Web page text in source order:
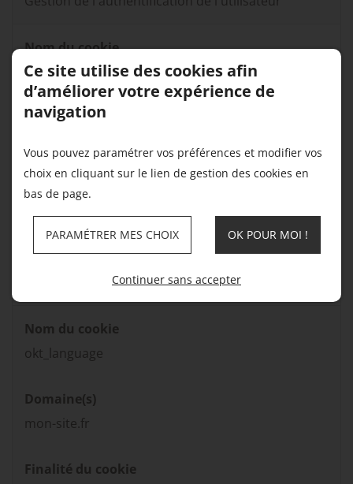
Nom du cookie
okt_consent
Domaine(s)
Finalité du cookie
1 an
Durée de vie du cookie
Gestion du consentement de l'utilisateur
Nom du cookie
okt_language
Domaine(s)
mon-site.fr
Finalité du cookie
Ce site utilise des cookies afin
d’améliorer votre expérience de
navigation
Vous pouvez paramétrer vos préférences et modifier vos
choix en cliquant sur le lien de gestion des cookies en
bas de page.
PARAMÉTRER MES CHOIX OK POUR MOI !
Continuer sans accepter